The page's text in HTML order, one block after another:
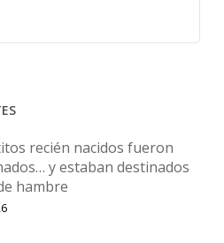
recién nacidos fueron
y estaban destinados
hambre